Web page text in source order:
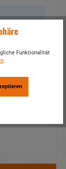
Funktionalität
.